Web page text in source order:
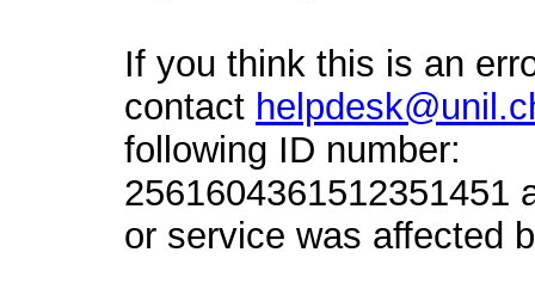
If you think this is an
contact
following ID number:
2561604361512351451
or service was affected